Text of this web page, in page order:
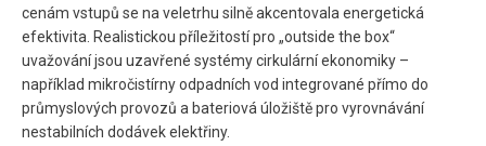
cenám vstupů se na veletrhu silně akcentovala energetická
efektivita. Realistickou příležitostí pro „outside the box“
uvažování jsou uzavřené systémy cirkulární ekonomiky –
například mikročistírny odpadních vod integrované přímo do
průmyslových provozů a bateriová úložiště pro vyrovnávání
nestabilních dodávek elektřiny.